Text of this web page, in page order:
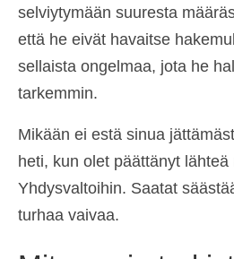
Norsk bokmål(
Polski
Português( Portugali)
Slovenčina (
Slovenščina
selviytymään suuresta
että he eivät havaitse
sellaista ongelmaa, jota he
tarkemmin.
Mikään ei estä sinua
heti, kun olet päättänyt lähteä
Yhdysvaltoihin. Saatat
turhaa vaivaa.